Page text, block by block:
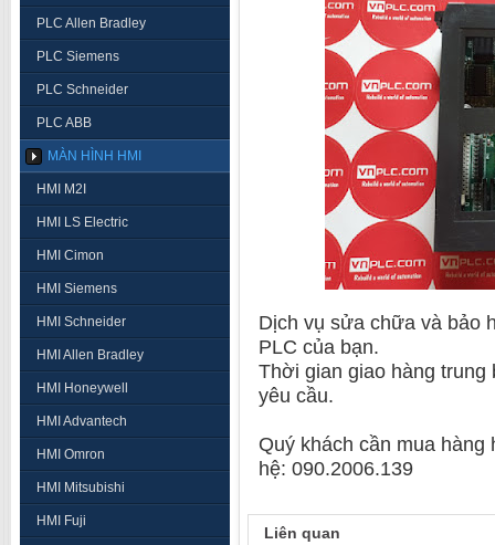
PLC Allen Bradley
PLC Siemens
PLC Schneider
PLC ABB
MÀN HÌNH HMI
HMI M2I
HMI LS Electric
HMI Cimon
HMI Siemens
HMI Schneider
HMI Allen Bradley
HMI Honeywell
HMI Advantech
HMI Omron
HMI Mitsubishi
HMI Fuji
Dịch vụ sửa chữa và bảo
PLC của bạn.
Thời gian giao hàng
yêu cầu.
Quý khách cần mua
hệ: 090.2006.139
Liên quan